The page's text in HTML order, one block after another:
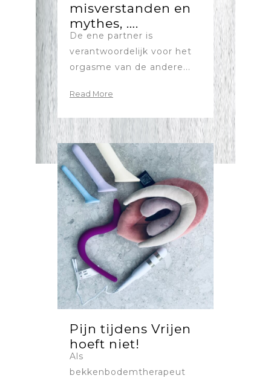
misverstanden en
mythes, ….
De ene partner is
verantwoordelijk voor het
orgasme van de andere...
Read More
Pijn tijdens Vrijen
hoeft niet!
Als
bekkenbodemtherapeut